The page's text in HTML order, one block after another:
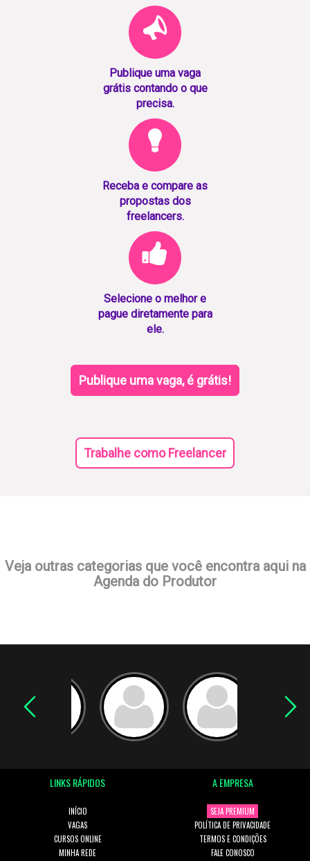
Publique uma vaga
grátis contando o que
precisa.
Receba e compare as
propostas dos
freelancers.
Selecione o melhor e
pague diretamente para
ele.
Publique uma vaga, é grátis!
Trabalhe como Freelancer
Veja outras categorias que você encontra aqui na
Agenda do Produtor
LINKS RÁPIDOS
INÍCIO
VAGAS
CURSOS ONLINE
MINHA REDE
A EMPRESA
SEJA PREMIUM
POLÍTICA DE PRIVACIDADE
TERMOS E CONDIÇÕES
FALE CONOSCO